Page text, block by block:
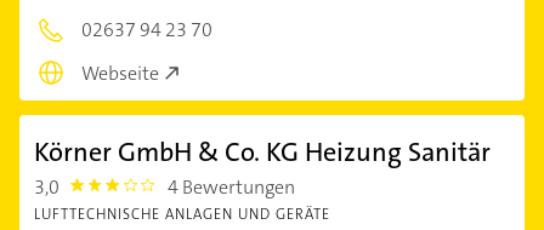
02637 94 23 70
Webseite
Körner GmbH & Co. KG Heizung Sanitär
3,0 3.0 4 Bewertungen
LUFTTECHNISCHE ANLAGEN UND GERÄTE